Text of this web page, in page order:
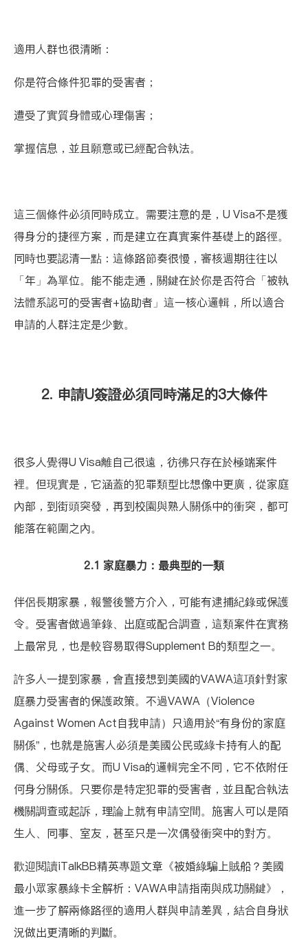
適用人群也很清晰：
你是符合條件犯罪的受害者；
遭受了實質身體或心理傷害；
掌握信息，並且願意或已經配合執法。
這三個條件必須同時成立。需要注意的是，U Visa不是獲
得身分的捷徑方案，而是建立在真實案件基礎上的路徑。
同時也要認清一點：這條路節奏很慢，審核週期往往以
「年​​」為單位。能不能走通，關鍵在於你是否符合「被執
法體系認可的受害者+協助者」這一核心邏輯，所以適合
申請的人群注定是少數。
2. 申請U簽證必須同時滿足的3大條件
很多人覺得U Visa離自己很遠，彷彿只存在於極端案件
裡。但現實是，它涵蓋的犯罪類型比想像中更廣，從家庭
內部，到街頭突發，再到校園與熟人關係中的衝突，都可
能落在範圍之內。
2.1 家庭暴力：最典型的一類
伴侶長期家暴，報警後警方介入，可能有逮捕紀錄或保護
令。受害者做過筆錄、出庭或配合調查，這類案件在實務
上最常見，也是較容易取得Supplement B的類型之一。
許多人一提到家暴，會直接想到美國的VAWA這項針對家
庭暴力受害者的保護政策。不過VAWA（Violence
Against Women Act自我申請）只適用於“有身份的家庭
關係”，也就是施害人必須是美國公民或綠卡持有人的配
偶、父母或子女。而U Visa的邏輯完全不同，它不依附任
何身分關係。只要你是特定犯罪的受害者，並且配合執法
機關調查或起訴，理論上就有申請空間。施害人可以是陌
生人、同事、室友，甚至只是一次偶發衝突中的對方。
歡迎閱讀iTalkBB精英專題文章 《被婚綠騙上賊船？美國
最小眾家暴綠卡全解析：VAWA申請指南與成功關鍵》
，
進一步了解兩條路徑的適用人群與申請差異，結合自身狀
況做出更清晰的判斷。